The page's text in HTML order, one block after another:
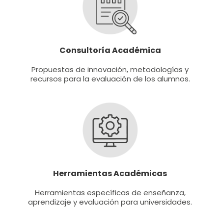
Consultoría Académica
Propuestas de innovación, metodologías y
recursos para la evaluación de los alumnos.
Herramientas Académicas
Herramientas específicas de enseñanza,
aprendizaje y evaluación para universidades.